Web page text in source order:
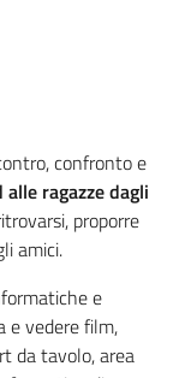
confronto e
ragazze dagli
proporre
amici.
e
e vedere film,
da tavolo, area